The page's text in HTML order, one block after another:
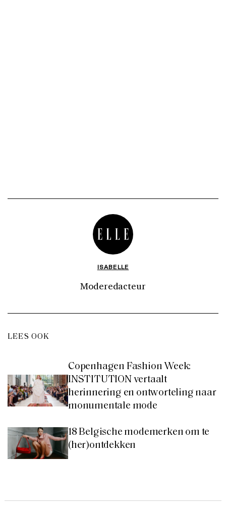
ISABELLE
Moderedacteur
LEES OOK
Copenhagen Fashion Week:
INSTITUTION vertaalt
herinnering en ontworteling naar
monumentale mode
18 Belgische modemerken om te
(her)ontdekken